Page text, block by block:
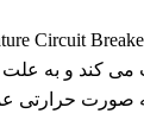
کند و به علت
صورت حرارتی